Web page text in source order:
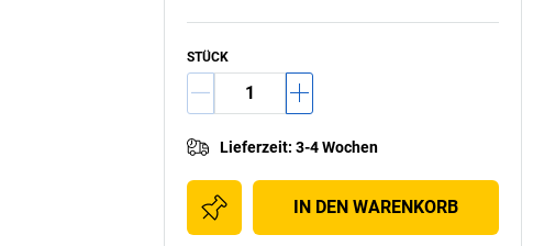
STÜCK
Lieferzeit: 3-4 Wochen
IN DEN WARENKORB